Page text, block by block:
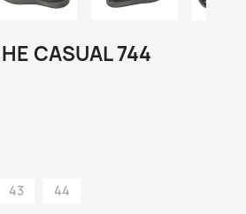
CASUAL 744
43 44